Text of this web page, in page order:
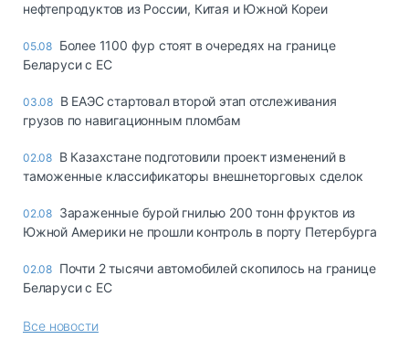
нефтепродуктов из России, Китая и Южной Кореи
05.08 Более 1100 фур стоят в очередях на границе
Беларуси с ЕС
03.08 В ЕАЭС стартовал второй этап отслеживания
грузов по навигационным пломбам
02.08 В Казахстане подготовили проект изменений в
таможенные классификаторы внешнеторговых сделок
02.08 Зараженные бурой гнилью 200 тонн фруктов из
Южной Америки не прошли контроль в порту Петербурга
02.08 Почти 2 тысячи автомобилей скопилось на границе
Беларуси с ЕС
Все новости